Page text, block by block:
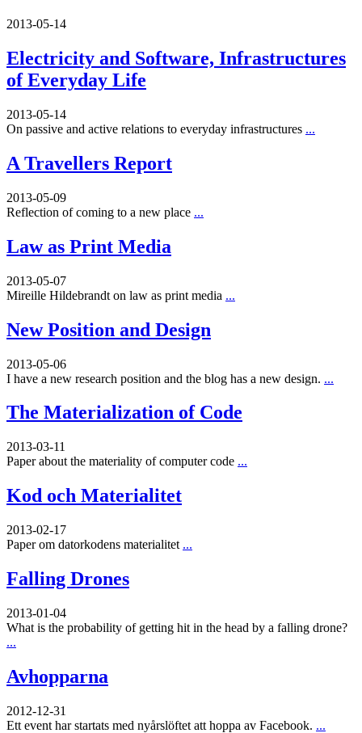
2013-05-14
Electricity and Software, Infrastructures
of Everyday Life
2013-05-14
On passive and active relations to everyday infrastructures ...
A Travellers Report
2013-05-09
Reflection of coming to a new place ...
Law as Print Media
2013-05-07
Mireille Hildebrandt on law as print media ...
New Position and Design
2013-05-06
I have a new research position and the blog has a new design. ...
The Materialization of Code
2013-03-11
Paper about the materiality of computer code ...
Kod och Materialitet
2013-02-17
Paper om datorkodens materialitet ...
Falling Drones
2013-01-04
What is the probability of getting hit in the head by a falling drone?
...
Avhopparna
2012-12-31
Ett event har startats med nyårslöftet att hoppa av Facebook. ...